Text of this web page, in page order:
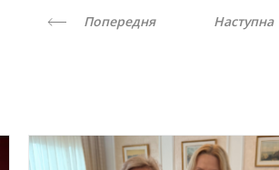
Попередня Наступна